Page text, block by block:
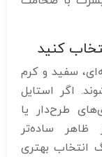
سفید و کرم
اگر استایل
طرح‌دار یا
ظاهر ساده‌تر
انتخاب بهتری